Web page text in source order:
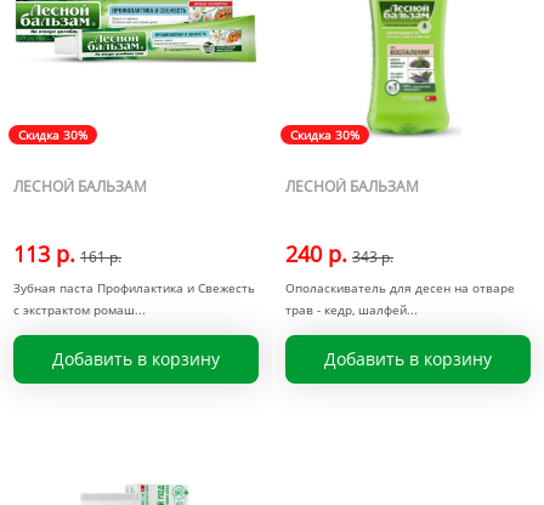
Скидка 30%
ЛЕСНОЙ БАЛЬЗАМ
113 р. 161 р.
Зубная паста Профилактика и Свежесть
с экстрактом ромаш
Добавить в корзину
Скидка 30%
ЛЕСНОЙ БАЛЬЗАМ
240 р. 343 р.
Ополаскиватель для десен на отваре
трав - кедр, шалфей
Добавить в корзину